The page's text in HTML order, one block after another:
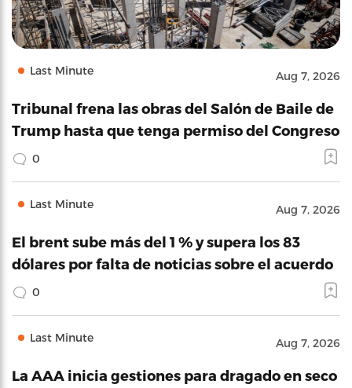
Last Minute Aug 7, 2026
Tribunal frena las obras del Salón de Baile de
Trump hasta que tenga permiso del Congreso
0
Last Minute Aug 7, 2026
El brent sube más del 1 % y supera los 83
dólares por falta de noticias sobre el acuerdo
0
Last Minute Aug 7, 2026
La AAA inicia gestiones para dragado en seco